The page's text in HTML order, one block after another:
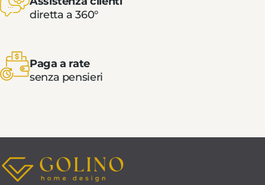
diretta a 360°
Paga a rate
senza pensieri